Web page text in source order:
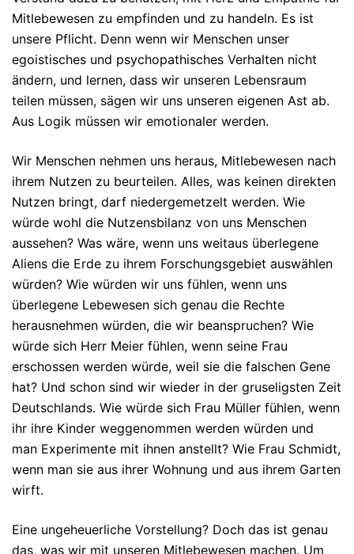
Mitlebewesen zu empfinden und zu handeln. Es ist
unsere Pflicht. Denn wenn wir Menschen unser
egoistisches und psychopathisches Verhalten nicht
ändern, und lernen, dass wir unseren Lebensraum
teilen müssen, sägen wir uns unseren eigenen Ast ab.
Aus Logik müssen wir emotionaler werden.
Wir Menschen nehmen uns heraus, Mitlebewesen nach
ihrem Nutzen zu beurteilen. Alles, was keinen direkten
Nutzen bringt, darf niedergemetzelt werden. Wie
würde wohl die Nutzensbilanz von uns Menschen
aussehen? Was wäre, wenn uns weitaus überlegene
Aliens die Erde zu ihrem Forschungsgebiet auswählen
würden? Wie würden wir uns fühlen, wenn uns
überlegene Lebewesen sich genau die Rechte
herausnehmen würden, die wir beanspruchen? Wie
würde sich Herr Meier fühlen, wenn seine Frau
erschossen werden würde, weil sie die falschen Gene
hat? Und schon sind wir wieder in der gruseligsten Zeit
Deutschlands. Wie würde sich Frau Müller fühlen, wenn
ihr ihre Kinder weggenommen werden würden und
man Experimente mit ihnen anstellt? Wie Frau Schmidt,
wenn man sie aus ihrer Wohnung und aus ihrem Garten
wirft.
Eine ungeheuerliche Vorstellung? Doch das ist genau
das, was wir mit unseren Mitlebewesen machen. Um